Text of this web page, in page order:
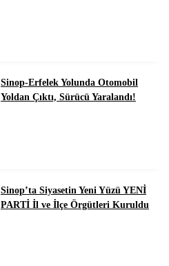
Sinop-Erfelek Yolunda Otomobil
Yoldan Çıktı, Sürücü Yaralandı!
Sinop’ta Siyasetin Yeni Yüzü YENİ
PARTİ İl ve İlçe Örgütleri Kuruldu